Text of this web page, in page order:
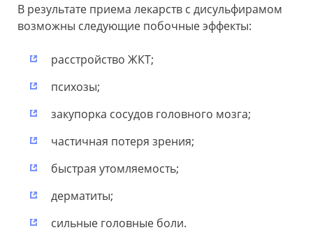
В результате приема лекарств с дисульфирамом
возможны следующие побочные эффекты:
расстройство ЖКТ;
психозы;
закупорка сосудов головного мозга;
частичная потеря зрения;
быстрая утомляемость;
дерматиты;
сильные головные боли.